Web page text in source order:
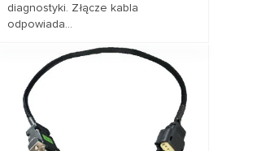
diagnostyki. Złącze kabla
odpowiada...
Zapytaj o cenę
Pokrycie pojazdów NISSAN, RENAULT